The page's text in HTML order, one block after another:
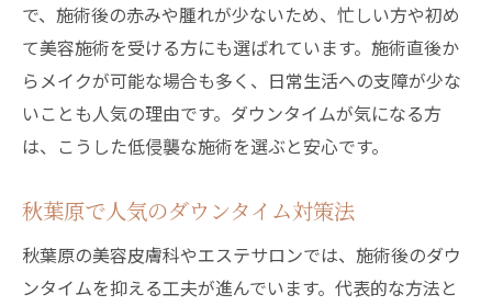
で、施術後の赤みや腫れが少ないため、忙しい方や初め
て美容施術を受ける方にも選ばれています。施術直後か
らメイクが可能な場合も多く、日常生活への支障が少な
いことも人気の理由です。ダウンタイムが気になる方
は、こうした低侵襲な施術を選ぶと安心です。
秋葉原で人気のダウンタイム対策法
秋葉原の美容皮膚科やエステサロンでは、施術後のダウ
ンタイムを抑える工夫が進んでいます。代表的な方法と